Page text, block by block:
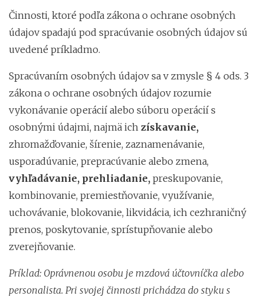
Činnosti, ktoré podľa zákona o ochrane osobných
údajov spadajú pod spracúvanie osobných údajov sú
uvedené príkladmo.
Spracúvaním osobných údajov sa v zmysle § 4 ods. 3
zákona o ochrane osobných údajov rozumie
vykonávanie operácií alebo súboru operácií s
osobnými údajmi, najmä ich získavanie,
zhromažďovanie, šírenie, zaznamenávanie,
usporadúvanie, prepracúvanie alebo zmena,
vyhľadávanie, prehliadanie, preskupovanie,
kombinovanie, premiestňovanie, využívanie,
uchovávanie, blokovanie, likvidácia, ich cezhraničný
prenos, poskytovanie, sprístupňovanie alebo
zverejňovanie.
Príklad: Oprávnenou osobu je mzdová účtovníčka alebo
personalista. Pri svojej činnosti prichádza do styku s